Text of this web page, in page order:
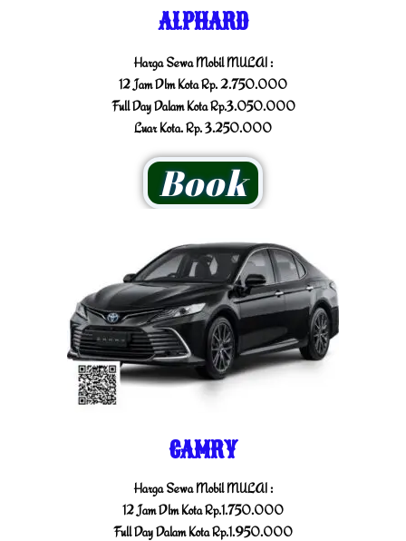
ALPHARD
Harga Sewa Mobil MULAI :
12 Jam Dlm Kota Rp. 2.750.000
Full Day Dalam Kota Rp.3.050.000
Luar Kota. Rp. 3.250.000
Book
CAMRY
Harga Sewa Mobil MULAI :
12 Jam Dlm Kota Rp.1.750.000
Full Day Dalam Kota Rp.1.950.000